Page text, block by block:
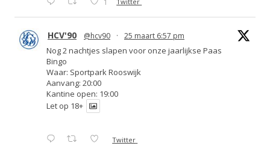
1
HCV'90 @hcv90 · 25 maart 6:57 pm
Nog 2 nachtjes slapen voor onze jaarlijkse Paas
Bingo
Waar: Sportpark Rooswijk
Aanvang: 20:00
Kantine open: 19:00
Let op 18+
Twitter